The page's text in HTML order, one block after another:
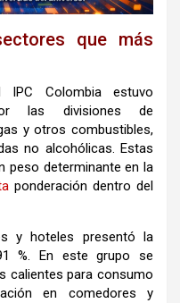
que más
IPC Colombia estuvo
las divisiones de
y otros combustibles,
no alcohólicas. Estas
peso determinante en la
ponderación dentro del
y hoteles presentó la
%. En este grupo se
calientes para consumo
en comedores y